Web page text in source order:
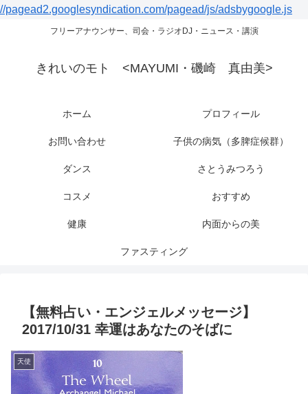
//pagead2.googlesyndication.com/pagead/js/adsbygoogle.js
フリーアナウンサー、司会・ラジオDJ・ニュース・講演
きれいのモト <MAYUMI・磯崎 真由美>
ホーム プロフィール
お問い合わせ 子供の病気（多脾症候群）
ダンス さとうみつろう
コスメ おすすめ
健康 内面からの美
ファスティング
【無料占い・エンジェルメッセージ】
2017/10/31 幸運はあなたのそばに
天使